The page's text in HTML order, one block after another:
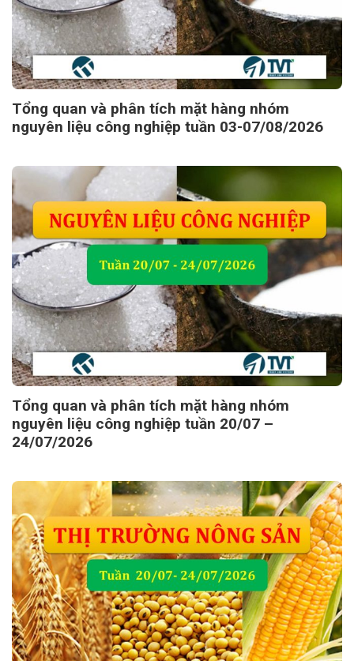
Tổng quan và phân tích mặt hàng nhóm
nguyên liệu công nghiệp tuần 03-07/08/2026
Tổng quan và phân tích mặt hàng nhóm
nguyên liệu công nghiệp tuần 20/07 –
24/07/2026